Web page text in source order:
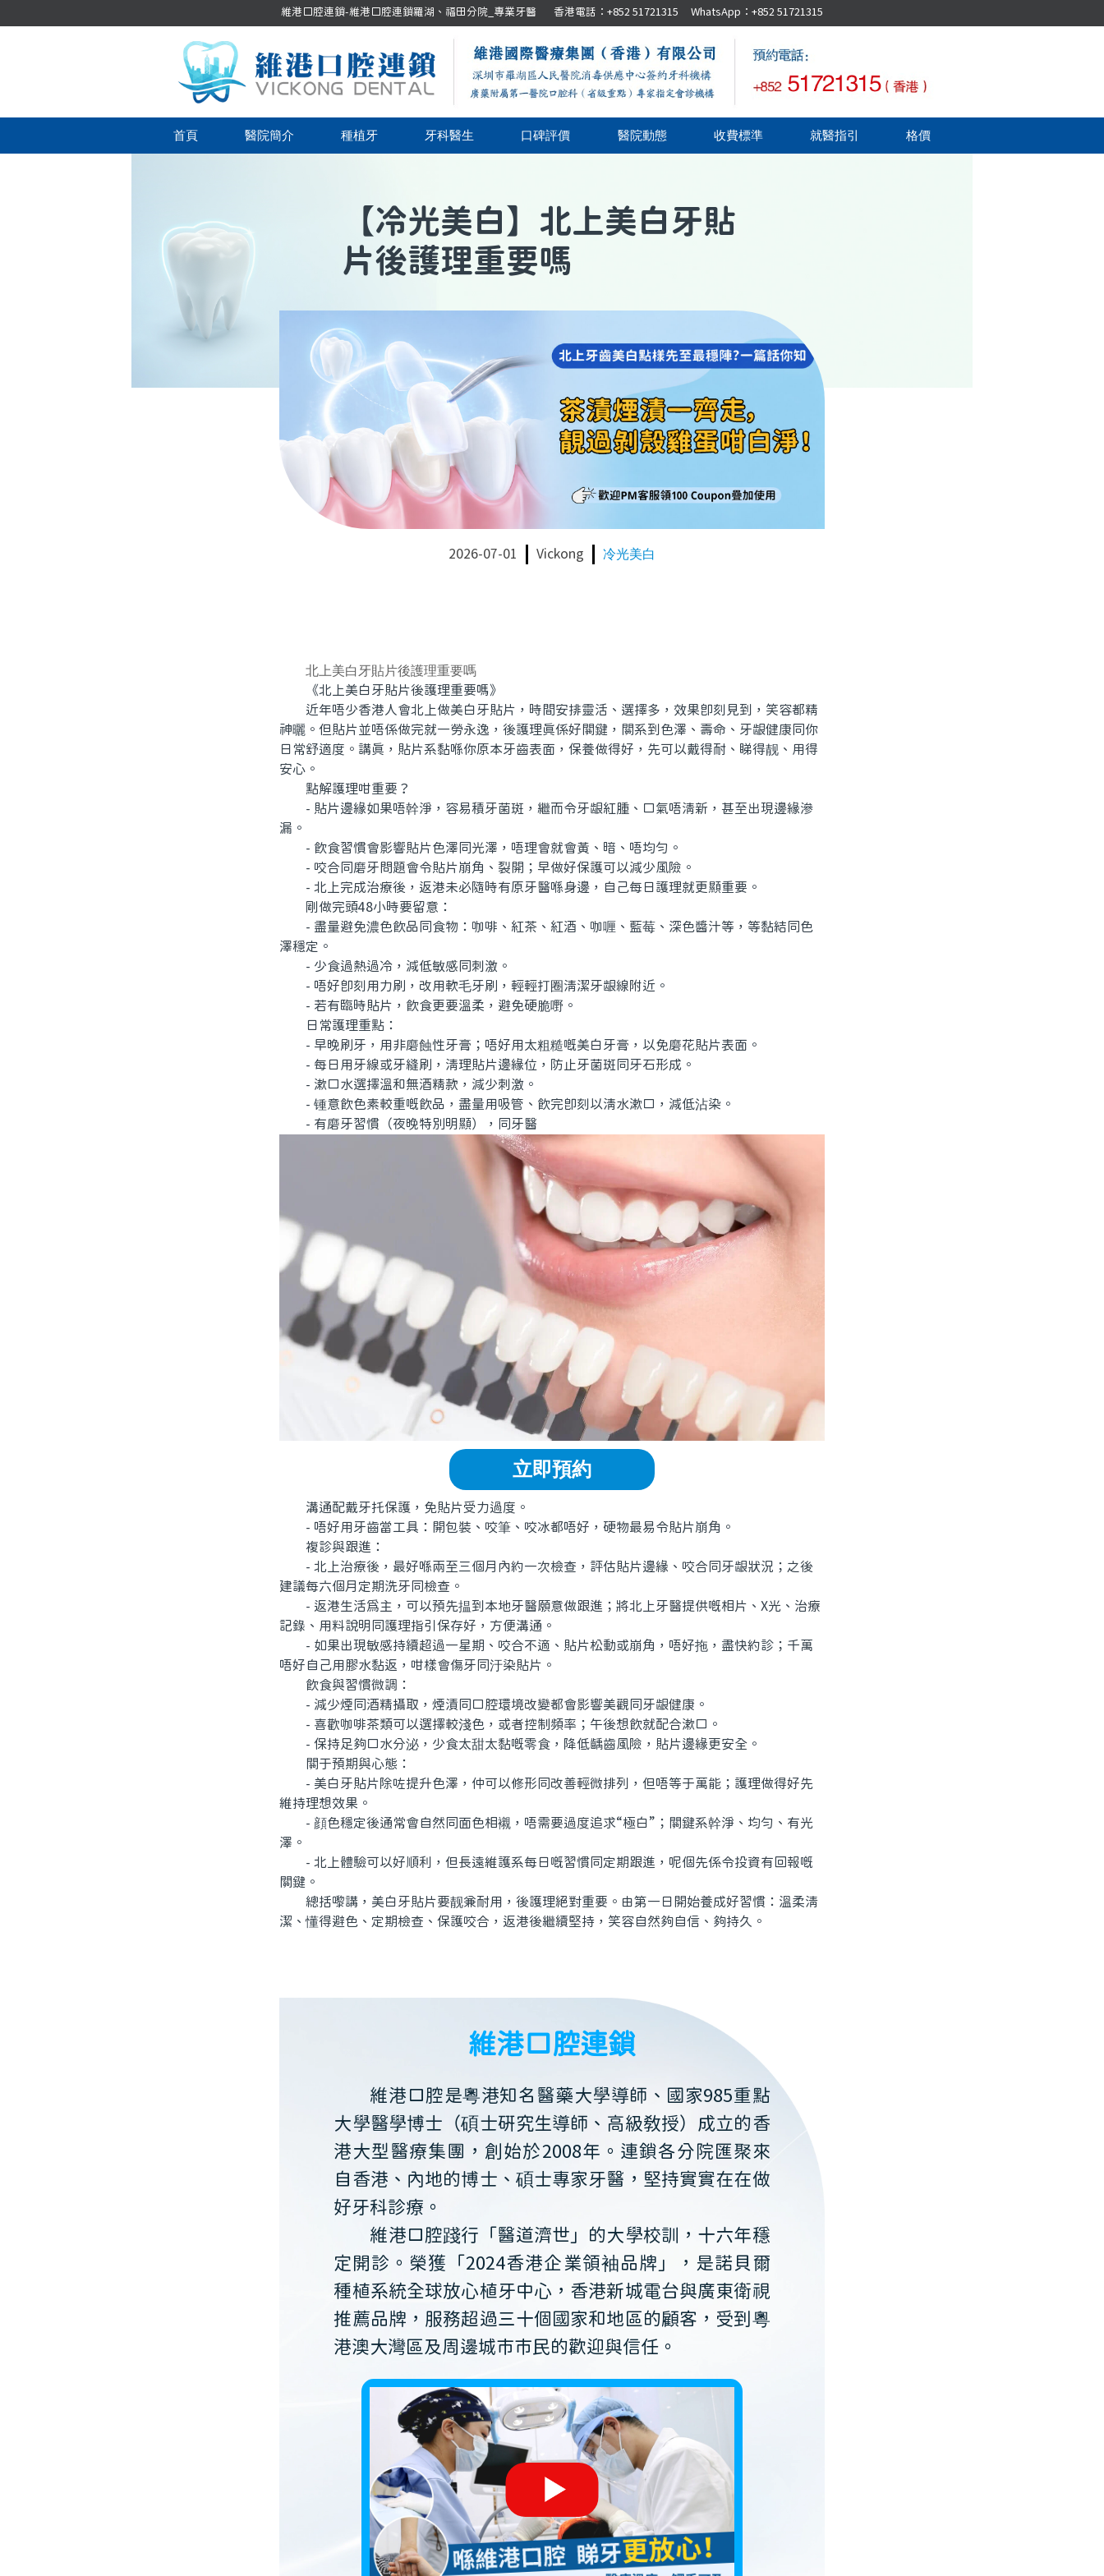
維港口腔連鎖-維港口腔連鎖羅湖、福田分院_專業牙醫 香港電話：+852 51721315 WhatsApp：+852 51721315
首頁 醫院簡介 種植牙 牙科醫生 口碑評價 醫院動態 收費標準 就醫指引 格價
【冷光美白】 北上美白牙貼
片後護理重要嗎
2026-07-01 Vickong 冷光美白
北上美白牙貼片後護理重要嗎
《北上美白牙貼片後護理重要嗎》
近年唔少香港人會北上做美白牙貼片，時間安排靈活、選擇多，效果即刻見到，笑容都精
神曬。但貼片並唔係做完就一勞永逸，後護理真係好關鍵，關系到色澤、壽命、牙龈健康同你
日常舒適度。講真，貼片系黏喺你原本牙齒表面，保養做得好，先可以戴得耐、睇得靓、用得
安心。
點解護理咁重要？
- 貼片邊緣如果唔幹淨，容易積牙菌斑，繼而令牙龈紅腫、口氣唔清新，甚至出現邊緣滲
漏。
- 飲食習慣會影響貼片色澤同光澤，唔理會就會黃、暗、唔均勻。
- 咬合同磨牙問題會令貼片崩角、裂開；早做好保護可以減少風險。
- 北上完成治療後，返港未必隨時有原牙醫喺身邊，自己每日護理就更顯重要。
剛做完頭48小時要留意：
- 盡量避免濃色飲品同食物：咖啡、紅茶、紅酒、咖喱、藍莓、深色醬汁等，等黏結同色
澤穩定。
- 少食過熱過冷，減低敏感同刺激。
- 唔好即刻用力刷，改用軟毛牙刷，輕輕打圈清潔牙龈線附近。
- 若有臨時貼片，飲食更要溫柔，避免硬脆嘢。
日常護理重點：
- 早晚刷牙，用非磨蝕性牙膏；唔好用太粗糙嘅美白牙膏，以免磨花貼片表面。
- 每日用牙線或牙縫刷，清理貼片邊緣位，防止牙菌斑同牙石形成。
- 漱口水選擇溫和無酒精款，減少刺激。
- 锺意飲色素較重嘅飲品，盡量用吸管、飲完即刻以清水漱口，減低沾染。
- 有磨牙習慣（夜晚特別明顯），同牙醫
立即預約
溝通配戴牙托保護，免貼片受力過度。
- 唔好用牙齒當工具：開包裝、咬筆、咬冰都唔好，硬物最易令貼片崩角。
複診與跟進：
- 北上治療後，最好喺兩至三個月內約一次檢查，評估貼片邊緣、咬合同牙龈狀況；之後
建議每六個月定期洗牙同檢查。
- 返港生活爲主，可以預先揾到本地牙醫願意做跟進；將北上牙醫提供嘅相片、X光、治療
記錄、用料說明同護理指引保存好，方便溝通。
- 如果出現敏感持續超過一星期、咬合不適、貼片松動或崩角，唔好拖，盡快約診；千萬
唔好自己用膠水黏返，咁樣會傷牙同汙染貼片。
飲食與習慣微調：
- 減少煙同酒精攝取，煙漬同口腔環境改變都會影響美觀同牙龈健康。
- 喜歡咖啡茶類可以選擇較淺色，或者控制頻率；午後想飲就配合漱口。
- 保持足夠口水分泌，少食太甜太黏嘅零食，降低齲齒風險，貼片邊緣更安全。
關于預期與心態：
- 美白牙貼片除咗提升色澤，仲可以修形同改善輕微排列，但唔等于萬能；護理做得好先
維持理想效果。
- 顔色穩定後通常會自然同面色相襯，唔需要過度追求“極白”；關鍵系幹淨、均勻、有光
澤。
- 北上體驗可以好順利，但長遠維護系每日嘅習慣同定期跟進，呢個先係令投資有回報嘅
關鍵。
總括嚟講，美白牙貼片要靓兼耐用，後護理絕對重要。由第一日開始養成好習慣：溫柔清
潔、懂得避色、定期檢查、保護咬合，返港後繼續堅持，笑容自然夠自信、夠持久。
維港口腔連鎖
維港口腔是粵港知名醫藥大學導師、國家985重點
大學醫學博士（碩士研究生導師、高級教授）成立的香
港大型醫療集團，創始於2008年。連鎖各分院匯聚來
自香港、內地的博士、碩士專家牙醫，堅持實實在在做
好牙科診療。
維港口腔踐行「醫道濟世」的大學校訓，十六年穩
定開診。榮獲「2024香港企業領袖品牌」，是諾貝爾
種植系統全球放心植牙中心，香港新城電台與廣東衛視
推薦品牌，服務超過三十個國家和地區的顧客，受到粵
港澳大灣區及周邊城市市民的歡迎與信任。